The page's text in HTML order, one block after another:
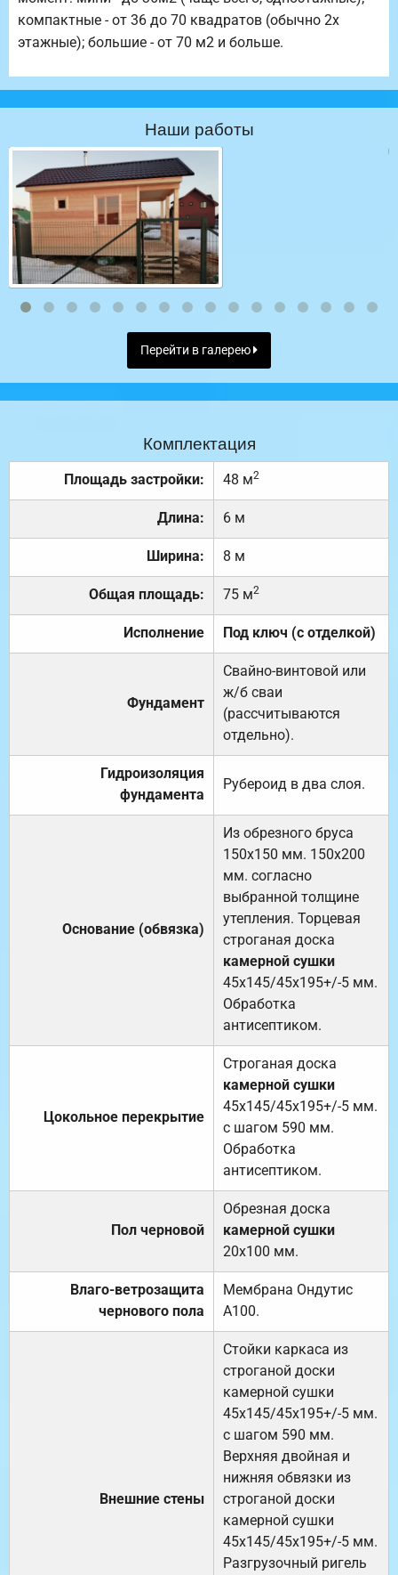
компактные - от 36 до 70 квадратов (обычно 2х
этажные); большие - от 70 м2 и больше.
Наши работы
Перейти в галерею
Комплектация
Площадь застройки: 48 м2
Длина: 6 м
Ширина: 8 м
Общая площадь: 75 м2
Исполнение Под ключ (с отделкой)
Фундамент
Свайно-винтовой или
ж/б сваи
(рассчитываются
отдельно).
Гидроизоляция
фундамента
Рубероид в два слоя.
Основание (обвязка)
Из обрезного бруса
150х150 мм. 150х200
мм. согласно
выбранной толщине
утепления. Торцевая
строганая доска
камерной сушки
45х145/45х195+/-5 мм.
Обработка
антисептиком.
Цокольное перекрытие
Строганая доска
камерной сушки
45х145/45х195+/-5 мм.
с шагом 590 мм.
Обработка
антисептиком.
Пол черновой
Обрезная доска
камерной сушки
20х100 мм.
Влаго-ветрозащита
чернового пола
Мембрана Ондутис
А100.
Внешние стены
Стойки каркаса из
строганой доски
камерной сушки
45х145/45х195+/-5 мм.
с шагом 590 мм.
Верхняя двойная и
нижняя обвязки из
строганой доски
камерной сушки
45х145/45х195+/-5 мм.
Разгрузочный ригель